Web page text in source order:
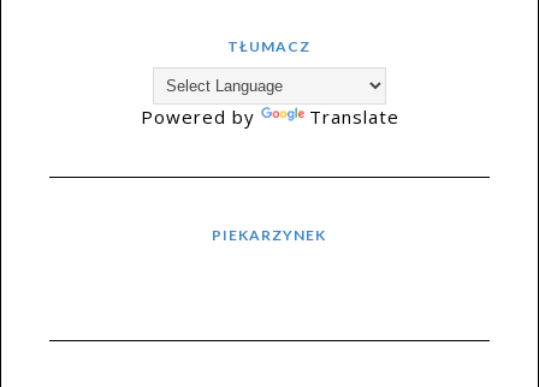
TŁUMACZ
Powered by Translate
PIEKARZYNEK